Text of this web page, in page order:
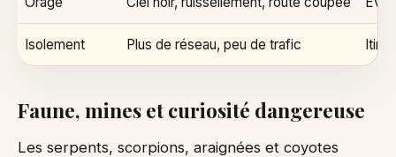
Isolement Plus de réseau, peu de trafic
Faune, mines et curiosité dangereuse
Les serpents, scorpions, araignées et coyotes